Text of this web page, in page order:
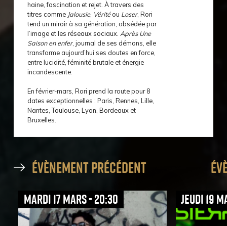
haine, fascination et rejet. À travers des
titres comme Jalousie, Véritéou Loser, Rori
tend un miroir à sa génération, obsédée par
l’image et les réseaux sociaux. Après Une
Saison en enfer, journal de ses démons, elle
transforme aujourd’hui ses doutes en force,
entre lucidité, féminité brutale et énergie
incandescente.
En février-mars, Rori prend la route pour 8
dates exceptionnelles : Paris, Rennes, Lille,
Nantes, Toulouse, Lyon, Bordeaux et
Bruxelles.
évènement précédent
mardi 17 mars - 20:30 jeudi 19